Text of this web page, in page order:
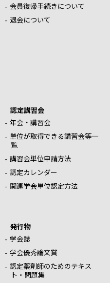
会員復帰手続きについて
退会について
認定講習会
年会・講習会
単位が取得できる講習会等一
覧
講習会単位申請方法
認定カレンダー
関連学会単位認定方法
発行物
学会誌
学会優秀論文賞
認定薬剤師のためのテキス
ト・問題集